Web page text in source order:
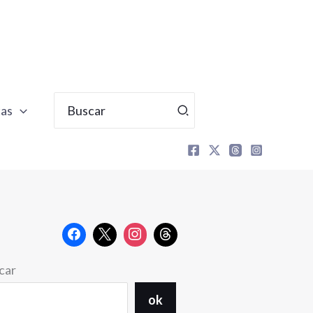
por:
ok